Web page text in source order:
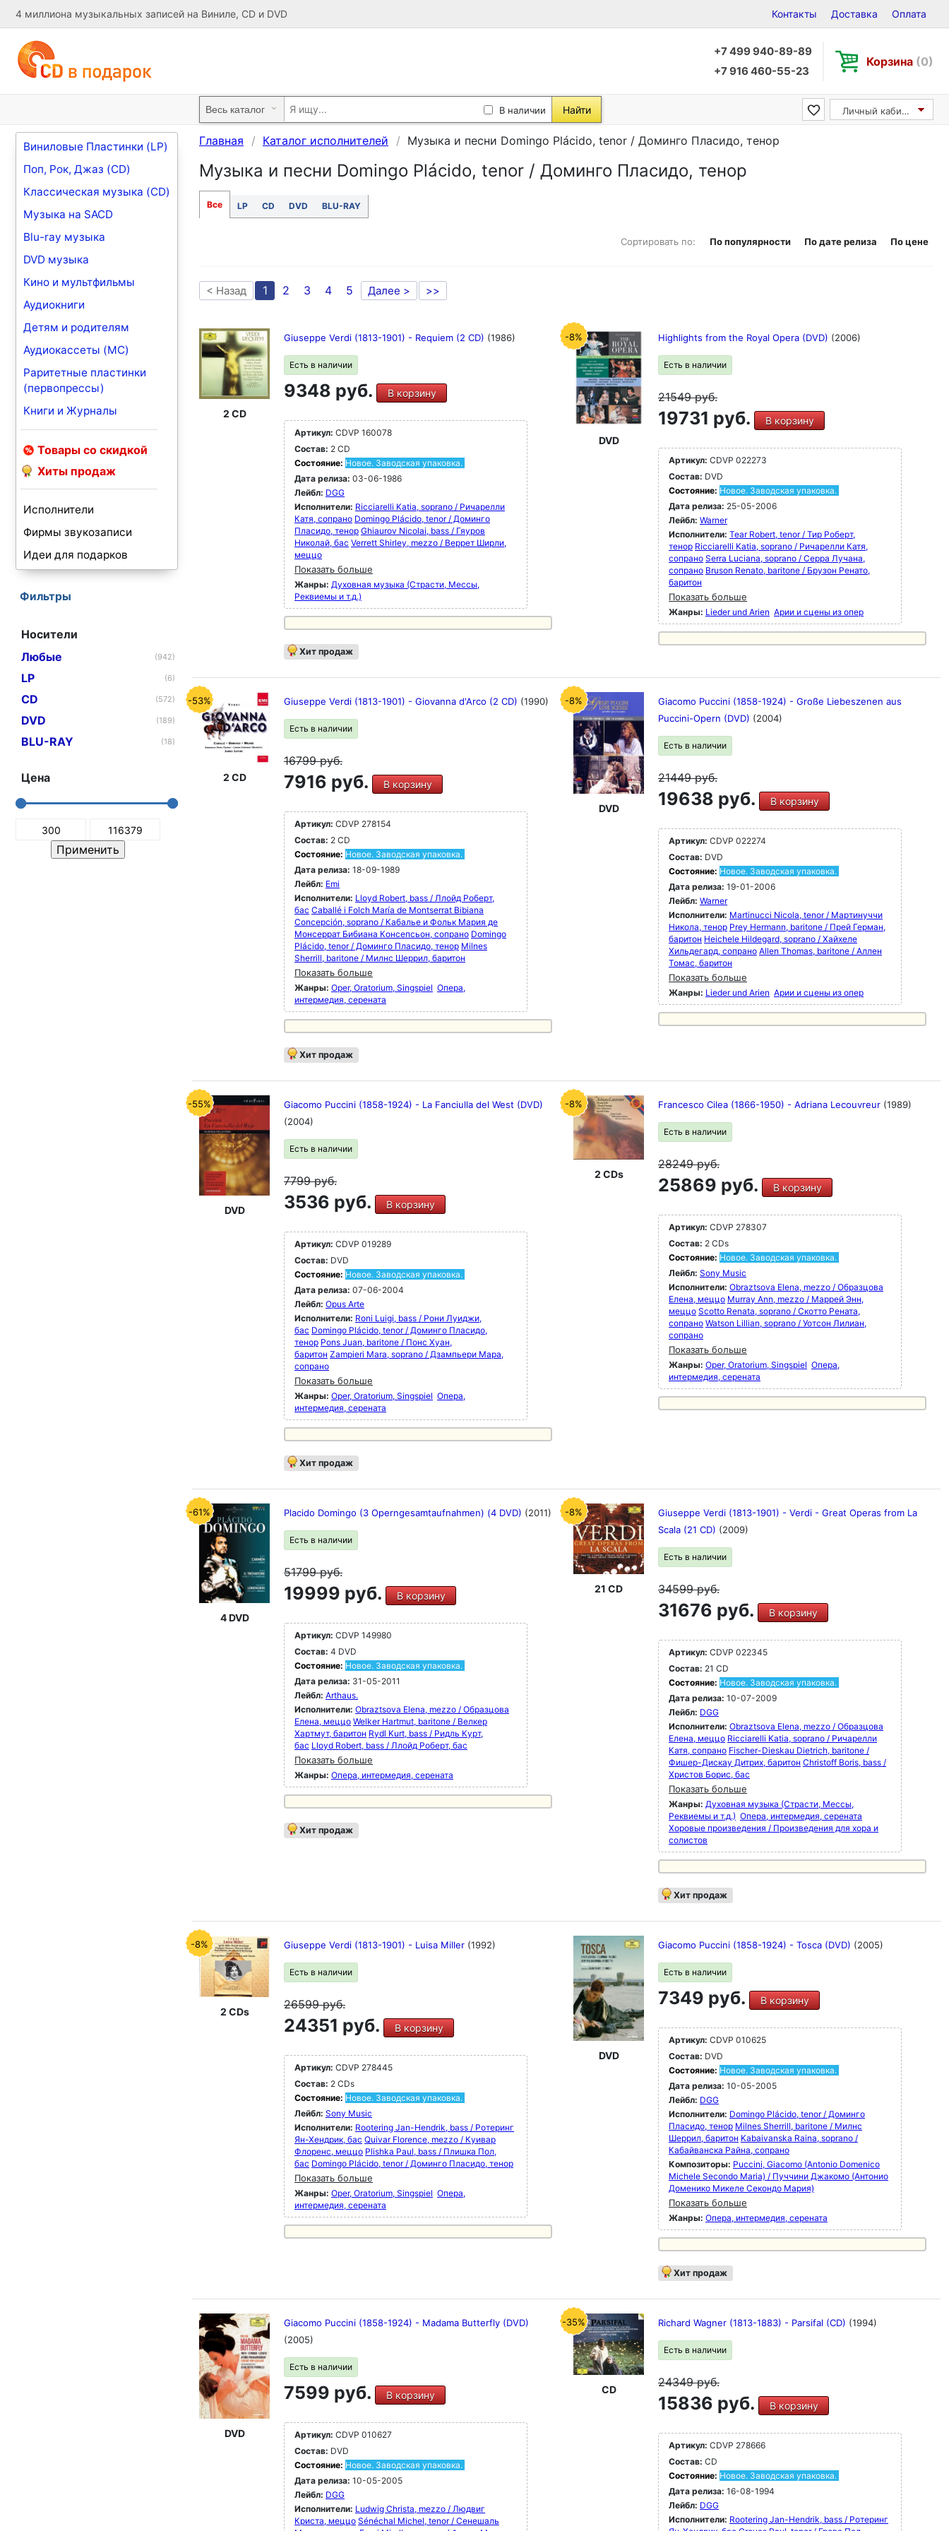
4 миллиона музыкальных записей на Виниле, CD и DVD Контакты Доставка Оплата
+7 499 940-89-89
+7 916 460-55-23
Корзина (0)
В наличии Найти Личный кабинет
Виниловые Пластинки (LP)
Поп, Рок, Джаз (CD)
Классическая музыка (CD)
Музыка на SACD
Blu-ray музыка
DVD музыка
Кино и мультфильмы
Аудиокниги
Детям и родителям
Аудиокассеты (MC)
Раритетные пластинки
(первопрессы)
Книги и Журналы
Товары со скидкой
Хиты продаж
Исполнители
Фирмы звукозаписи
Идеи для подарков
Фильтры
Носители
Любые
(942)
LP (6)
CD (572)
DVD (189)
BLU-RAY (18)
Цена
Главная Каталог исполнителей Музыка и песни Domingo Plácido, tenor / Доминго Пласидо, тенор
Музыка и песни Domingo Plácido, tenor / Доминго Пласидо, тенор
Все LP CD DVD BLU-RAY
Сортировать по: По популярности По дате релиза По цене
< Назад 1 2 3 4 5 Далее > >>
2 CD
Giuseppe Verdi (1813-1901) - Requiem (2 CD) (1986)
Есть в наличии
9348 руб. В корзину
Артикул: CDVP 160078
Состав: 2 CD
Состояние: Новое. Заводская упаковка.
Дата релиза: 03-06-1986
Лейбл: DGG
Исполнители: Ricciarelli Katia, soprano / Ричарелли
Катя, сопрано Domingo Plácido, tenor / Доминго
Пласидо, тенор Ghiaurov Nicolai, bass / Гяуров
Николай, бас Verrett Shirley, mezzo / Веррет Ширли,
меццо
Показать больше
Жанры: Духовная музыка (Страсти, Мессы,
Реквиемы и т.д.)
Хит продаж
-8%
DVD
Highlights from the Royal Opera (DVD) (2006)
Есть в наличии
21549руб.
19731 руб. В корзину
Артикул: CDVP 022273
Состав: DVD
Состояние: Новое. Заводская упаковка.
Дата релиза: 25-05-2006
Лейбл: Warner
Исполнители: Tear Robert, tenor / Тир Роберт,
тенор Ricciarelli Katia, soprano / Ричарелли Катя,
сопрано Serra Luciana, soprano / Серра Лучана,
сопрано Bruson Renato, baritone / Брузон Ренато,
баритон
Показать больше
Жанры: Lieder und Arien Арии и сцены из опер
-53%
2 CD
Giuseppe Verdi (1813-1901) - Giovanna d'Arco (2 CD) (1990)
Есть в наличии
16799руб.
7916 руб. В корзину
Артикул: CDVP 278154
Состав: 2 CD
Состояние: Новое. Заводская упаковка.
Дата релиза: 18-09-1989
Лейбл: Emi
Исполнители: Lloyd Robert, bass / Ллойд Роберт,
бас Caballé i Folch María de Montserrat Bibiana
Concepción, soprano / Кабалье и Фольк Мария де
Монсеррат Бибиана Консепсьон, сопрано Domingo
Plácido, tenor / Доминго Пласидо, тенор Milnes
Sherrill, baritone / Милнс Шеррил, баритон
Показать больше
Жанры: Oper, Oratorium, Singspiel Опера,
интермедия, серената
Хит продаж
-8%
DVD
Giacomo Puccini (1858-1924) - Große Liebeszenen aus
Puccini-Opern (DVD) (2004)
Есть в наличии
21449руб.
19638 руб. В корзину
Артикул: CDVP 022274
Состав: DVD
Состояние: Новое. Заводская упаковка.
Дата релиза: 19-01-2006
Лейбл: Warner
Исполнители: Martinucci Nicola, tenor / Мартинуччи
Никола, тенор Prey Hermann, baritone / Прей Герман,
баритон Heichele Hildegard, soprano / Хайхеле
Хильдегард, сопрано Allen Thomas, baritone / Аллен
Томас, баритон
Показать больше
Жанры: Lieder und Arien Арии и сцены из опер
-55%
DVD
Giacomo Puccini (1858-1924) - La Fanciulla del West (DVD)
(2004)
Есть в наличии
7799руб.
3536 руб. В корзину
Артикул: CDVP 019289
Состав: DVD
Состояние: Новое. Заводская упаковка.
Дата релиза: 07-06-2004
Лейбл: Opus Arte
Исполнители: Roni Luigi, bass / Рони Луиджи,
бас Domingo Plácido, tenor / Доминго Пласидо,
тенор Pons Juan, baritone / Понс Хуан,
баритон Zampieri Mara, soprano / Дзампьери Мара,
сопрано
Показать больше
Жанры: Oper, Oratorium, Singspiel Опера,
интермедия, серената
Хит продаж
-8%
2 CDs
Francesco Cilea (1866-1950) - Adriana Lecouvreur (1989)
Есть в наличии
28249руб.
25869 руб. В корзину
Артикул: CDVP 278307
Состав: 2 CDs
Состояние: Новое. Заводская упаковка.
Лейбл: Sony Music
Исполнители: Obraztsova Elena, mezzo / Образцова
Елена, меццо Murray Ann, mezzo / Маррей Энн,
меццо Scotto Renata, soprano / Скотто Рената,
сопрано Watson Lillian, soprano / Уотсон Лилиан,
сопрано
Показать больше
Жанры: Oper, Oratorium, Singspiel Опера,
интермедия, серената
-61%
4 DVD
Placido Domingo (3 Operngesamtaufnahmen) (4 DVD) (2011)
Есть в наличии
51799руб.
19999 руб. В корзину
Артикул: CDVP 149980
Состав: 4 DVD
Состояние: Новое. Заводская упаковка.
Дата релиза: 31-05-2011
Лейбл: Arthaus.
Исполнители: Obraztsova Elena, mezzo / Образцова
Елена, меццо Welker Hartmut, baritone / Велкер
Хартмут, баритон Rydl Kurt, bass / Ридль Курт,
бас Lloyd Robert, bass / Ллойд Роберт, бас
Показать больше
Жанры: Опера, интермедия, серената
Хит продаж
-8%
21 CD
Giuseppe Verdi (1813-1901) - Verdi - Great Operas from La
Scala (21 CD) (2009)
Есть в наличии
34599руб.
31676 руб. В корзину
Артикул: CDVP 022345
Состав: 21 CD
Состояние: Новое. Заводская упаковка.
Дата релиза: 10-07-2009
Лейбл: DGG
Исполнители: Obraztsova Elena, mezzo / Образцова
Елена, меццо Ricciarelli Katia, soprano / Ричарелли
Катя, сопрано Fischer-Dieskau Dietrich, baritone /
Фишер-Дискау Дитрих, баритон Christoff Boris, bass /
Христов Борис, бас
Показать больше
Жанры: Духовная музыка (Страсти, Мессы,
Реквиемы и т.д.) Опера, интермедия, серената
Хоровые произведения / Произведения для хора и
солистов
Хит продаж
-8%
2 CDs
Giuseppe Verdi (1813-1901) - Luisa Miller (1992)
Есть в наличии
26599руб.
24351 руб. В корзину
Артикул: CDVP 278445
Состав: 2 CDs
Состояние: Новое. Заводская упаковка.
Лейбл: Sony Music
Исполнители: Rootering Jan-Hendrik, bass / Ротеринг
Ян-Хендрик, бас Quivar Florence, mezzo / Куивар
Флоренс, меццо Plishka Paul, bass / Плишка Пол,
бас Domingo Plácido, tenor / Доминго Пласидо, тенор
Показать больше
Жанры: Oper, Oratorium, Singspiel Опера,
интермедия, серената
DVD
Giacomo Puccini (1858-1924) - Tosca (DVD) (2005)
Есть в наличии
7349 руб. В корзину
Артикул: CDVP 010625
Состав: DVD
Состояние: Новое. Заводская упаковка.
Дата релиза: 10-05-2005
Лейбл: DGG
Исполнители: Domingo Plácido, tenor / Доминго
Пласидо, тенор Milnes Sherrill, baritone / Милнс
Шеррил, баритон Kabaivanska Raina, soprano /
Кабайванска Райна, сопрано
Композиторы: Puccini, Giacomo (Antonio Domenico
Michele Secondo Maria) / Пуччини Джакомо (Антонио
Доменико Микеле Секондо Мария)
Показать больше
Жанры: Опера, интермедия, серената
Хит продаж
DVD
Giacomo Puccini (1858-1924) - Madama Butterfly (DVD)
(2005)
Есть в наличии
7599 руб. В корзину
Артикул: CDVP 010627
Состав: DVD
Состояние: Новое. Заводская упаковка.
Дата релиза: 10-05-2005
Лейбл: DGG
Исполнители: Ludwig Christa, mezzo / Людвиг
Криста, меццо Sénéchal Michel, tenor / Сенешаль
-35%
CD
Richard Wagner (1813-1883) - Parsifal (CD) (1994)
Есть в наличии
24349руб.
15836 руб. В корзину
Артикул: CDVP 278666
Состав: CD
Состояние: Новое. Заводская упаковка.
Дата релиза: 16-08-1994
Лейбл: DGG
Исполнители: Rootering Jan-Hendrik, bass / Ротеринг